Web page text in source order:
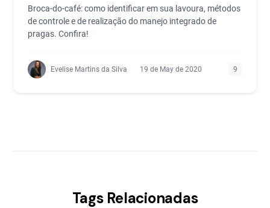
Broca-do-café: como identificar em sua lavoura, métodos
de controle e de realização do manejo integrado de
pragas. Confira!
Evelise Martins da Silva 19 de May de 2020 9
Tags Relacionadas